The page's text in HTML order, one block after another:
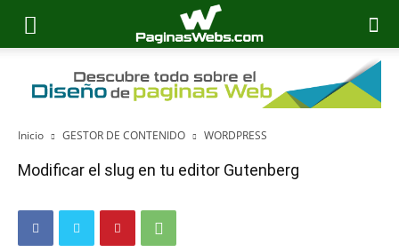
Inicio GESTOR DE CONTENIDO WORDPRESS
Modificar el slug en tu editor Gutenberg